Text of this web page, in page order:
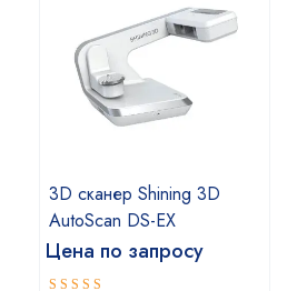
3D сканер Shining 3D
AutoScan DS-EX
Цена по запросу